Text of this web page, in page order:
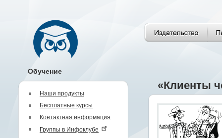
Обучение
Наши продукты
Бесплатные курсы
Контактная информация
Группы в Инфоклубе
«Клиенты